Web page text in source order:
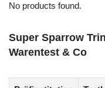
No products found.
Super Sparrow
Warentest & Co